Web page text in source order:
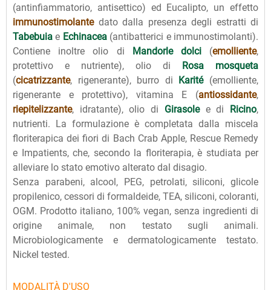
(antinfiammatorio, antisettico) ed Eucalipto, un effetto
immunostimolantedato dalla presenza degli estratti di
Tabebuia e Echinacea(antibatterici e immunostimolanti).
Contiene inoltre olio di
Mandorle dolci(emolliente,
protettivo e nutriente), olio di
Rosa mosqueta
(cicatrizzante, rigenerante), burro di Karité(emolliente,
rigenerante e protettivo), vitamina E (antiossidante,
riepitelizzante, idratante), olio di Girasolee di Ricino,
nutrienti. La formulazione è completata dalla miscela
floriterapica dei fiori di Bach Crab Apple, Rescue Remedy
e Impatients, che, secondo la floriterapia, è studiata per
alleviare lo stato emotivo alterato dal disagio.
Senza parabeni, alcool, PEG, petrolati, siliconi, glicole
propilenico, cessori di formaldeide, TEA, siliconi, coloranti,
OGM. Prodotto italiano, 100% vegan, senza ingredienti di
origine animale, non testato sugli animali.
Microbiologicamente e dermatologicamente testato.
Nickel tested.
MODALITÀ D'USO